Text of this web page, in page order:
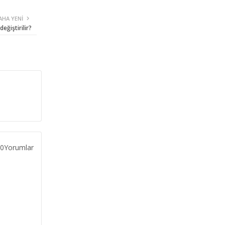
YENI
0Yorumlar